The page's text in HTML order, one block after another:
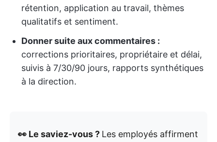
rétention, application au travail, thèmes
qualitatifs et sentiment.
Donner suite aux commentaires :
corrections prioritaires, propriétaire et délai,
suivis à 7/30/90 jours, rapports synthétiques
à la direction.
👀 Le saviez-vous ? Les employés affirment